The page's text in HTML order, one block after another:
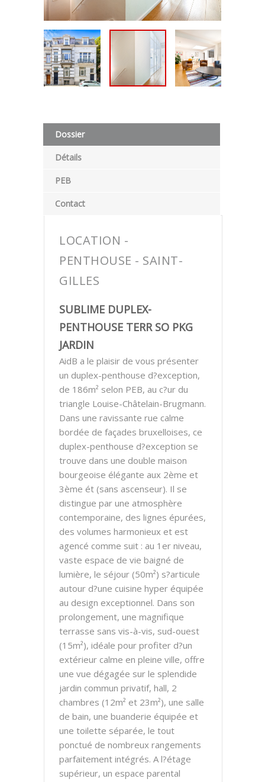
Dossier
Détails
PEB
Contact
LOCATION -
PENTHOUSE - SAINT-
GILLES
SUBLIME DUPLEX-
PENTHOUSE TERR SO PKG
JARDIN
AidB a le plaisir de vous présenter
un duplex-penthouse d?exception,
de 186m² selon PEB, au c?ur du
triangle Louise-Châtelain-Brugmann.
Dans une ravissante rue calme
bordée de façades bruxelloises, ce
duplex-penthouse d?exception se
trouve dans une double maison
bourgeoise élégante aux 2ème et
3ème ét (sans ascenseur). Il se
distingue par une atmosphère
contemporaine, des lignes épurées,
des volumes harmonieux et est
agencé comme suit : au 1er niveau,
vaste espace de vie baigné de
lumière, le séjour (50m²) s?articule
autour d?une cuisine hyper équipée
au design exceptionnel. Dans son
prolongement, une magnifique
terrasse sans vis-à-vis, sud-ouest
(15m²), idéale pour profiter d?un
extérieur calme en pleine ville, offre
une vue dégagée sur le splendide
jardin commun privatif, hall, 2
chambres (12m² et 23m²), une salle
de bain, une buanderie équipée et
une toilette séparée, le tout
ponctué de nombreux rangements
parfaitement intégrés. A l?étage
supérieur, un espace parental